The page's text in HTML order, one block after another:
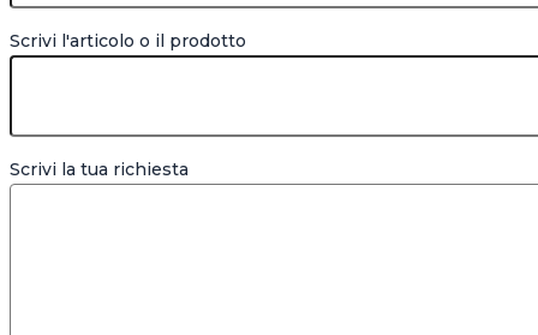
Scrivi l'articolo o il prodotto
Scrivi la tua richiesta